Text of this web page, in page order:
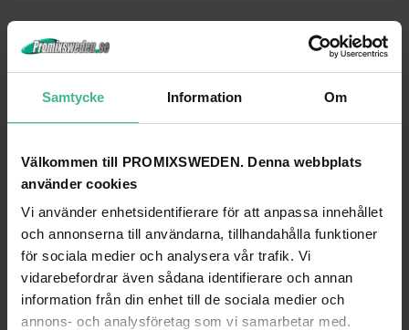
Samtycke Information Om
Välkommen till PROMIXSWEDEN. Denna webbplats
använder cookies
Vi använder enhetsidentifierare för att anpassa innehållet
och annonserna till användarna, tillhandahålla funktioner
för sociala medier och analysera vår trafik. Vi
vidarebefordrar även sådana identifierare och annan
information från din enhet till de sociala medier och
annons- och analysföretag som vi samarbetar med.
ANDRA TITTADE PÅ